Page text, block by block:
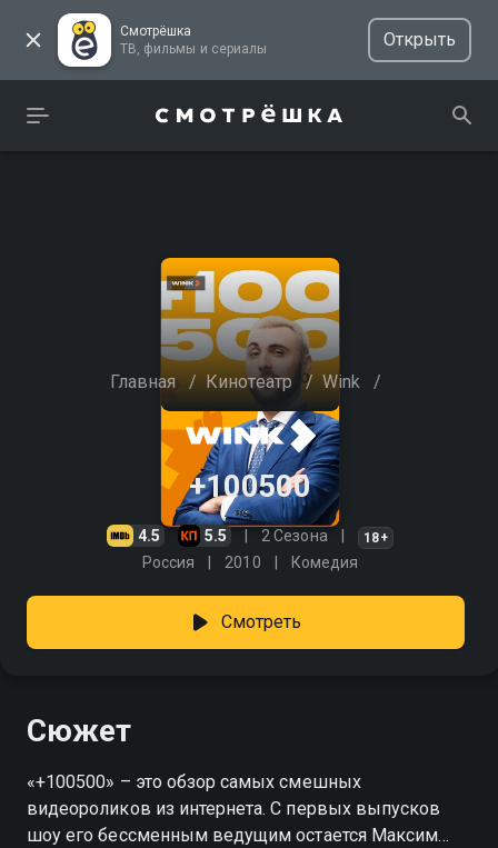
Смотрёшка
ТВ, фильмы и сериалы
Открыть
Главная / Кинотеатр / Wink /
+100500
4.5 5.5 2 Сезона 18+
Россия 2010 Комедия
Смотреть
Сюжет
«+100500» – это обзор самых смешных
видеороликов из интернета. С первых выпусков
шоу его бессменным ведущим остается Максим